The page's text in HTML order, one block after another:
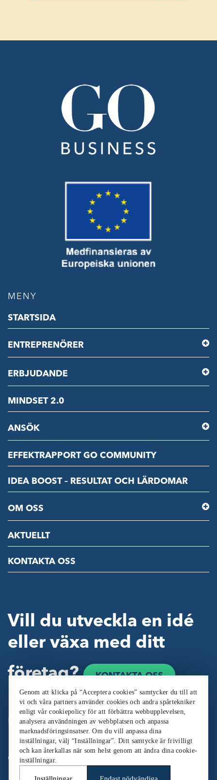
MENY
STARTSIDA
ENTREPRENÖRER
ERBJUDANDE
MINDSET 2.0
ANSÖK
EFFEKTRAPPORT GO COMMUNITY
IDEA BOOST – RESULTAT OCH LÄRDOMAR
OM OSS
AKTUELLT
KONTAKTA OSS
Vill du utveckla en idé
eller växa med ditt
företag?
KONTAKTA OSS
Följ oss:
Cookieinställningar
Genom att klicka på “Acceptera cookies” samtycker du till att
vi och våra partners använder cookies och andra spårtekniker
enligt vår cookiepolicy för att förbättra webbupplevelsen,
analysera användningen av webbplatsen och anpassa
marknadsföringsinsatser. Om du vill anpassa dina
inställningar, välj “Inställningar”. Ditt samtycke är frivilligt
och kan återkallas när som helst genom att ändra dina cookie-
inställningar.
Inställningar Endast nödvändiga